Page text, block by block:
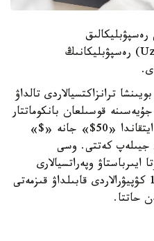
پروتسەسسينگتىك ورتالىق (Uzcard) رەسپۋبليكانىڭ
ترانزاكتسيالاردى تالداۋ
ناتيجەلەرىنە سايكەس، Uzcard جۇيەسىنە قوسىلعان بانكوماتتار
جالعان شەتەل ۆاليۋتاسىن، اتاپ ايتقاندا «50$» جانە «$»
جيىلەپ كەتتى. وسى
وپەراتسيالارى
كەزىندە نومينالى $50 جانە $100 كۋپيۋرالاردى قابىلداۋ قىزمەتى
حاتتا.